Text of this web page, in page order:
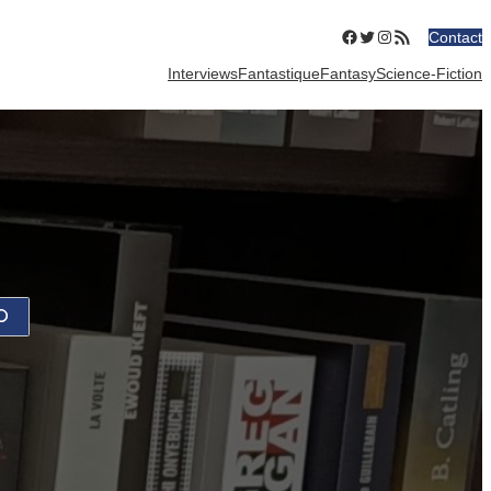
Facebook
Twitter
Instagram
Flux RSSContact
InterviewsFantastiqueFantasyScience-Fiction